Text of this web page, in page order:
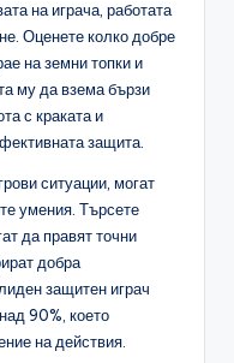
на играча, работата
Оценете колко добре
на земни топки и
му да взема бързи
с краката и
защита.
ситуации, могат
умения. Търсете
да правят точни
добра
защитен играч
90%, което
на действия.